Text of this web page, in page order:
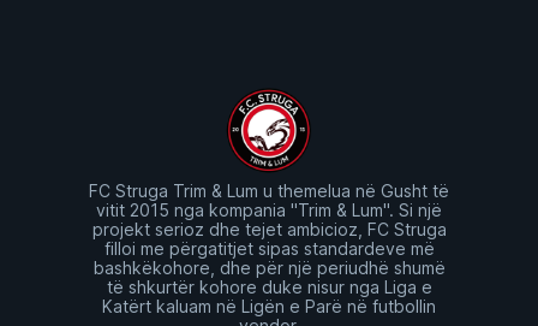
FC Struga Trim & Lum u themelua në Gusht të
vitit 2015 nga kompania "Trim & Lum". Si një
projekt serioz dhe tejet ambicioz, FC Struga
filloi me përgatitjet sipas standardeve më
bashkëkohore, dhe për një periudhë shumë
të shkurtër kohore duke nisur nga Liga e
Katërt kaluam në Ligën e Parë në futbollin